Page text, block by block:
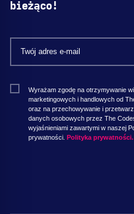
bieżąco!
Wyrażam zgodę na otrzymywanie
marketingowych i handlowych od
oraz na przechowywanie i
danych osobowych przez The
wyjaśnieniami zawartymi w naszej
prywatności. Polityka prywatności.